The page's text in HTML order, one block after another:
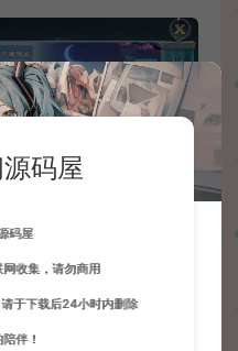
码屋
码屋
收集，请勿商用
于下载后24小时内删除
伴！